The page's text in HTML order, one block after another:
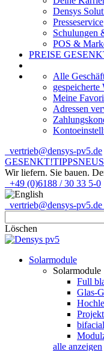
Densys
Presseservice
Schulungen
POS &
PREISE
Alle
gespeicherte
Meine
Adressen
vertrieb@densys-pv5.de
GESENKT!TIPPSNEU
Wir liefern. Sie bauen.
+49 (0)6188 / 30 33 5-0
vertrieb@densys-pv5.de
Löschen
Solarmodule
Solarmodule
Full
Glas-
alle anzeigen